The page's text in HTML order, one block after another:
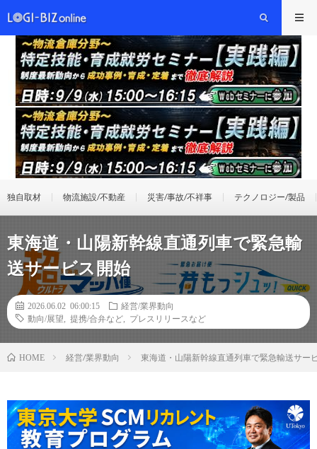
独自取材 物流施設/不動産 災害/事故/不祥事 テクノロジー/製品
東海道・山陽新幹線直通列車で緊急輸
送サービス開始
2026.06.02 06:00:15
経営/業界動向
動向/展望
提携/合弁など プレスリリースなど
HOME 経営/業界動向 東海道・山陽新幹線直通列車で緊急輸送サー